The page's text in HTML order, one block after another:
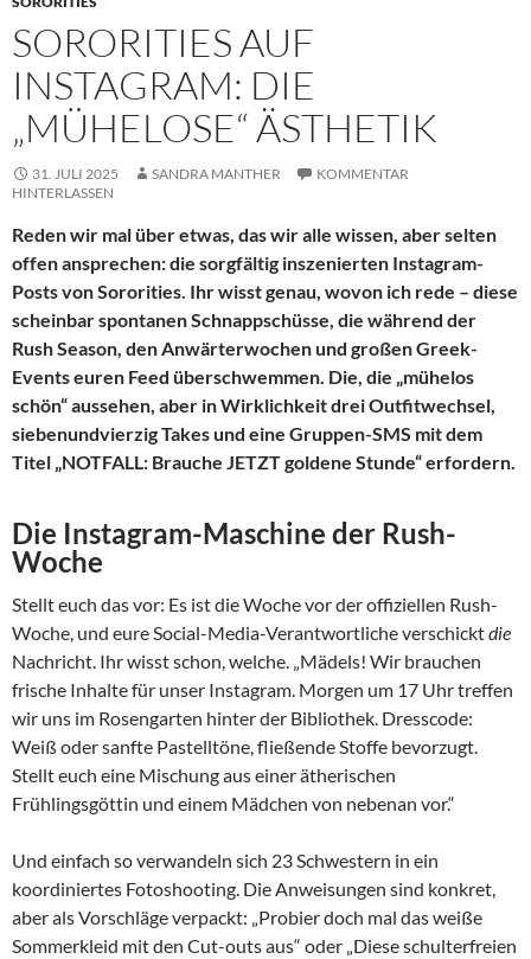
SORORITIES AUF
INSTAGRAM: DIE
„MÜHELOSE“ ÄSTHETIK
31. JULI 2025 SANDRA MANTHER
KOMMENTAR
HINTERLASSEN
Reden wir mal über etwas, das wir alle wissen, aber selten
offen ansprechen: die sorgfältig inszenierten Instagram-
Posts von Sororities. Ihr wisst genau, wovon ich rede – diese
scheinbar spontanen Schnappschüsse, die während der
Rush Season, den Anwärterwochen und großen Greek-
Events euren Feed überschwemmen. Die, die „mühelos
schön“ aussehen, aber in Wirklichkeit drei Outfitwechsel,
siebenundvierzig Takes und eine Gruppen-SMS mit dem
Titel „NOTFALL: Brauche JETZT goldene Stunde“ erfordern.
Die Instagram-Maschine der Rush-
Woche
Stellt euch das vor: Es ist die Woche vor der offiziellen Rush-
Woche, und eure Social-Media-Verantwortliche verschicktdie
Nachricht. Ihr wisst schon, welche. „Mädels! Wir brauchen
frische Inhalte für unser Instagram. Morgen um 17 Uhr treffen
wir uns im Rosengarten hinter der Bibliothek. Dresscode:
Weiß oder sanfte Pastelltöne, fließende Stoffe bevorzugt.
Stellt euch eine Mischung aus einer ätherischen
Frühlingsgöttin und einem Mädchen von nebenan vor.“
Und einfach so verwandeln sich 23 Schwestern in ein
koordiniertes Fotoshooting. Die Anweisungen sind konkret,
aber als Vorschläge verpackt: „Probier doch mal das weiße
Sommerkleid mit den Cut-outs aus“ oder „Diese schulterfreien